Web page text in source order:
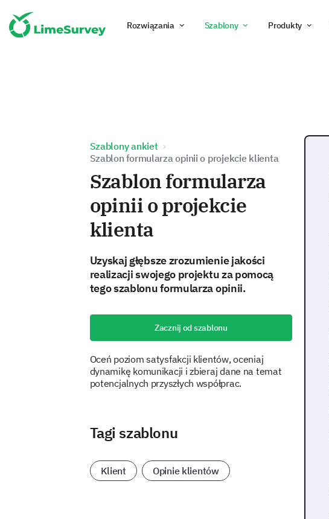
Rozwiązania Szablony Produkty
Szablony ankiet
Szablon formularza opinii o projekcie klienta
Szablon formularza
opinii o projekcie
klienta
Uzyskaj głębsze zrozumienie jakości
realizacji swojego projektu za pomocą
tego szablonu formularza opinii.
Zacznij od szablonu
Oceń poziom satysfakcji klientów, oceniaj
dynamikę komunikacji i zbieraj dane na temat
potencjalnych przyszłych współprac.
Tagi szablonu
Klient Opinie klientów